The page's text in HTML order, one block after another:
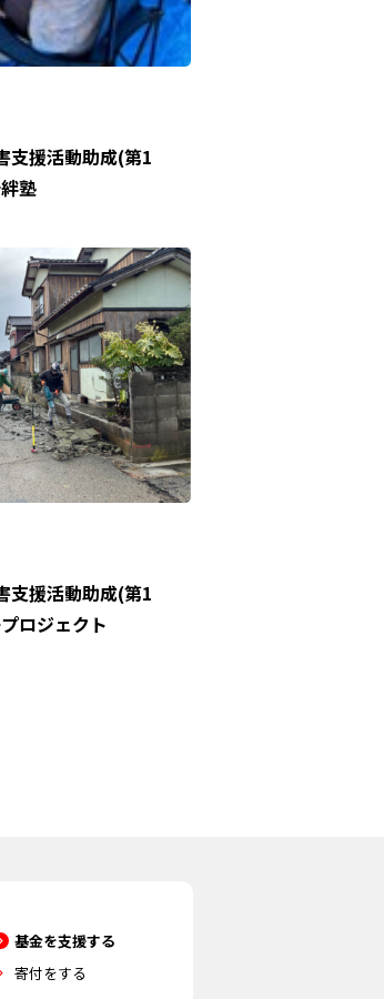
支援活動助成(第1
塾
支援活動助成(第1
ロジェクト
基金を支援する
寄付をする